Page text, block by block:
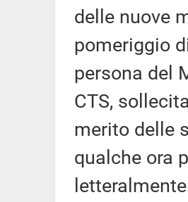
delle nuove
pomeriggio
persona del
CTS,
merito delle
qualche ora